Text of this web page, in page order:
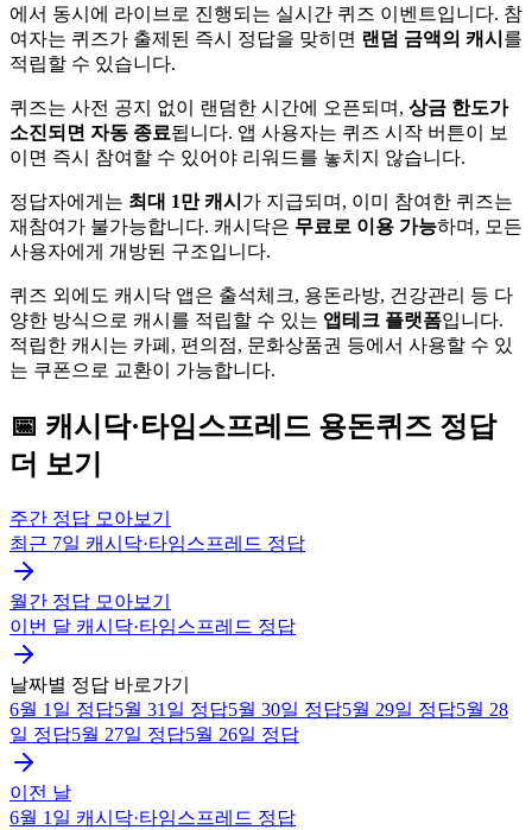
에서 동시에 라이브로 진행되는 실시간 퀴즈 이벤트입니다. 참
여자는 퀴즈가 출제된 즉시 정답을 맞히면 랜덤 금액의 캐시 를
적립할 수 있습니다.
퀴즈는 사전 공지 없이 랜덤한 시간에 오픈되며, 상금 한도가
소진되면 자동 종료됩니다. 앱 사용자는 퀴즈 시작 버튼이 보
이면 즉시 참여할 수 있어야 리워드를 놓치지 않습니다.
정답자에게는 최대 1만 캐시 가 지급되며, 이미 참여한 퀴즈는
재참여가 불가능합니다. 캐시닥은 무료로 이용 가능하며, 모든
사용자에게 개방된 구조입니다.
퀴즈 외에도 캐시닥 앱은 출석체크, 용돈라방, 건강관리 등 다
양한 방식으로 캐시를 적립할 수 있는 앱테크 플랫폼입니다.
적립한 캐시는 카페, 편의점, 문화상품권 등에서 사용할 수 있
는 쿠폰으로 교환이 가능합니다.
📅 캐시닥·타임스프레드 용돈퀴즈 정답
더 보기
주간 정답 모아보기
최근 7일 캐시닥·타임스프레드 정답
월간 정답 모아보기
이번 달 캐시닥·타임스프레드 정답
날짜별 정답 바로가기
6월 1일 정답5월 31일 정답5월 30일 정답5월 29일 정답5월 28
일 정답5월 27일 정답5월 26일 정답
이전 날
6월 1일 캐시닥·타임스프레드 정답